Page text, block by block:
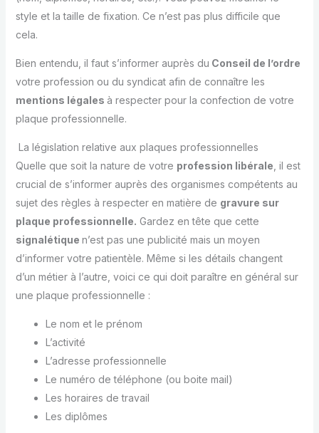
style et la taille de fixation. Ce n’est pas plus difficile que
cela.
Bien entendu, il faut s’informer auprès du Conseil de l’ordre
votre profession ou du syndicat afin de connaître les
mentions légales à respecter pour la confection de votre
plaque professionnelle.
La législation relative aux plaques professionnelles
Quelle que soit la nature de votre profession libérale , il est
crucial de s’informer auprès des organismes compétents au
sujet des règles à respecter en matière de gravure sur
plaque professionnelle. Gardez en tête que cette
signalétique n’est pas une publicité mais un moyen
d’informer votre patientèle. Même si les détails changent
d’un métier à l’autre, voici ce qui doit paraître en général sur
une plaque professionnelle :
Le nom et le prénom
L’activité
L’adresse professionnelle
Le numéro de téléphone (ou boite mail)
Les horaires de travail
Les diplômes